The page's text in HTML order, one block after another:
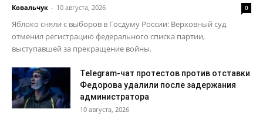
Ковальчук - 10 августа, 2026 0
Яблоко сняли с выборов в Госдуму России: Верховный суд
отменил регистрацию федерального списка партии,
выступавшей за прекращение войны.
Telegram-чат протестов против отставки
Федорова удалили после задержания
администратора
10 августа, 2026